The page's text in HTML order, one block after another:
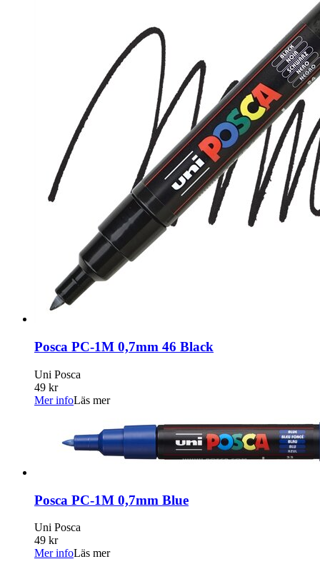
Posca PC-1M 0,7mm 46 Black
Uni Posca
49 kr
Mer infoLäs mer
Posca PC-1M 0,7mm Blue
Uni Posca
49 kr
Mer infoLäs mer